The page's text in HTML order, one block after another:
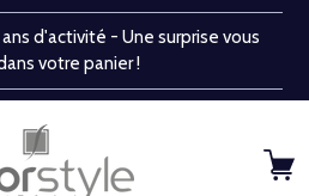
d'activité - Une surprise vous
votre panier !